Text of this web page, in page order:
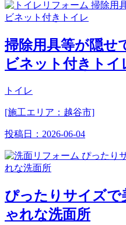
掃除用具等が隠せ
ビネット付きトイ
トイレ
[施工エリア：越谷市]
投稿日： 2026-06-04
ぴったりサイズで
ゃれな洗面所